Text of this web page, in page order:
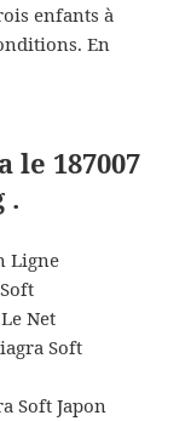
enfants à
En
le 187007
.
Ligne
Net
Soft
Soft Japon